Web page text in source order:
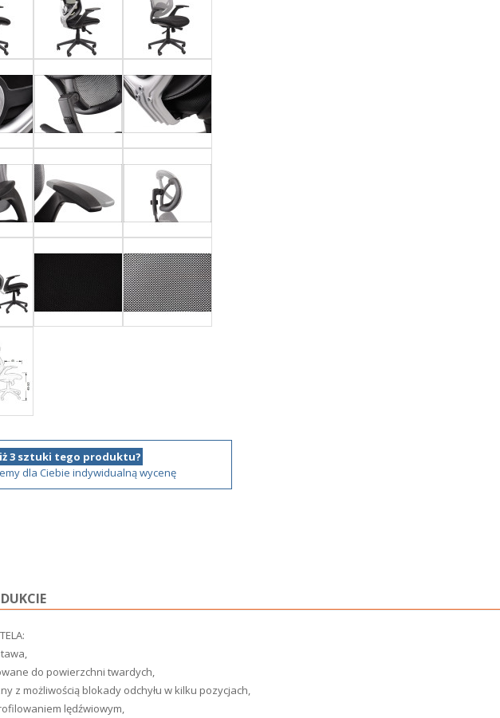
3 sztuki tego produktu?
dla Ciebie indywidualną wycenę
do powierzchni twardych,
z możliwością blokady odchyłu w kilku pozycjach,
lędźwiowym,